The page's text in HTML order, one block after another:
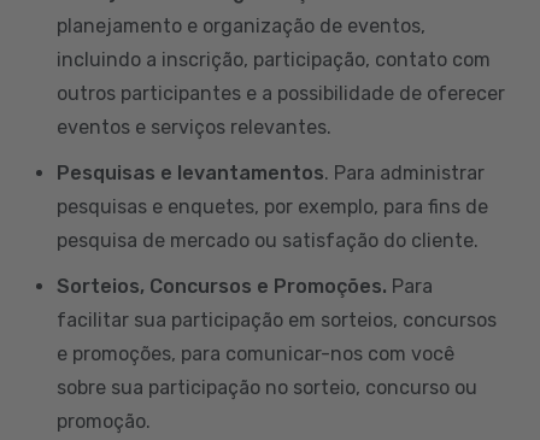
planejamento e organização de eventos,
incluindo a inscrição, participação, contato com
outros participantes e a possibilidade de oferecer
eventos e serviços relevantes.
Pesquisas e levantamentos. Para administrar
pesquisas e enquetes, por exemplo, para fins de
pesquisa de mercado ou satisfação do cliente.
Sorteios, Concursos e Promoções. Para
facilitar sua participação em sorteios, concursos
e promoções, para comunicar-nos com você
sobre sua participação no sorteio, concurso ou
promoção.